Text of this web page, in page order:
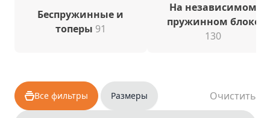
Беспружинные и
топеры 91
На независимом
пружинном блоке
130
Все фильтры Размеры Очистить